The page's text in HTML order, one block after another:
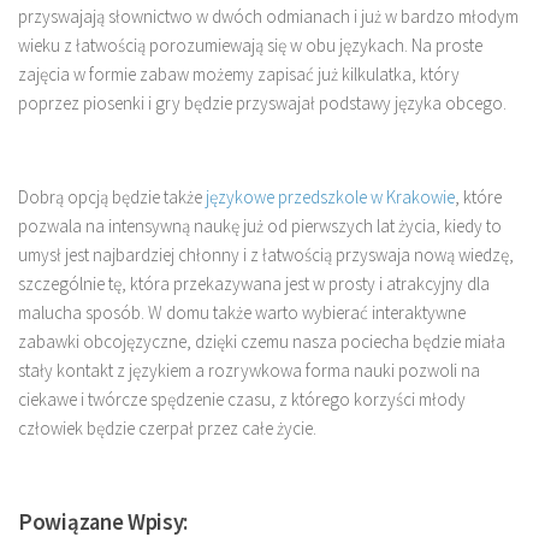
przyswajają słownictwo w dwóch odmianach i już w bardzo młodym
wieku z łatwością porozumiewają się w obu językach. Na proste
zajęcia w formie zabaw możemy zapisać już kilkulatka, który
poprzez piosenki i gry będzie przyswajał podstawy języka obcego.
Dobrą opcją będzie także językowe przedszkole w Krakowie , które
pozwala na intensywną naukę już od pierwszych lat życia, kiedy to
umysł jest najbardziej chłonny i z łatwością przyswaja nową wiedzę,
szczególnie tę, która przekazywana jest w prosty i atrakcyjny dla
malucha sposób. W domu także warto wybierać interaktywne
zabawki obcojęzyczne, dzięki czemu nasza pociecha będzie miała
stały kontakt z językiem a rozrywkowa forma nauki pozwoli na
ciekawe i twórcze spędzenie czasu, z którego korzyści młody
człowiek będzie czerpał przez całe życie.
Powiązane Wpisy: